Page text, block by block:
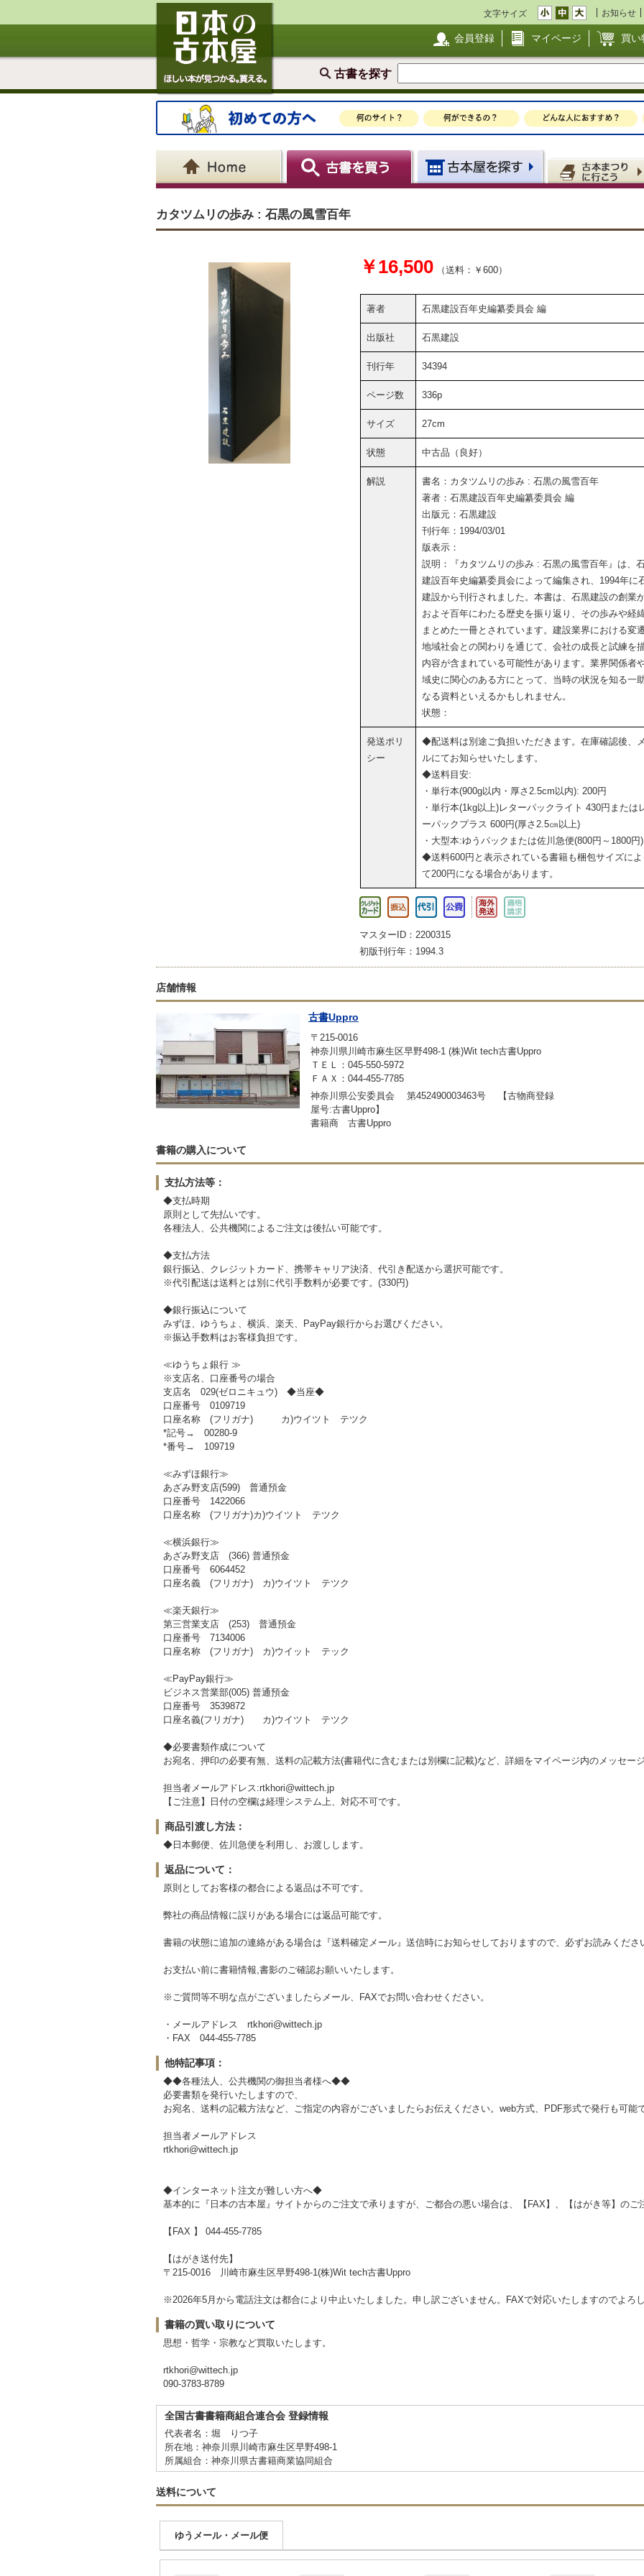
文字サイズ お知らせ
会員登録 マイページ 買い
古書を探す
カタツムリの歩み : 石黒の風雪百年
￥16,500 （送料：￥600）
著者 石黒建設百年史編纂委員会 編
出版社 石黒建設
刊行年 34394
ページ数 336p
サイズ 27cm
状態 中古品（良好）
解説
書名：カタツムリの歩み : 石黒の風雪百年
著者：石黒建設百年史編纂委員会 編
出版元：石黒建設
刊行年：1994/03/01
版表示：
説明：『カタツムリの歩み : 石黒の風雪百年』は、
建設百年史編纂委員会によって編集され、1994年に
建設から刊行されました。本書は、石黒建設の創業
およそ百年にわたる歴史を振り返り、その歩みや経
まとめた一冊とされています。建設業界における変
地域社会との関わりを通じて、会社の成長と試練を
内容が含まれている可能性があります。業界関係者
域史に関心のある方にとって、当時の状況を知る一
なる資料といえるかもしれません。
状態：
発送ポリ
シー
◆配送料は別途ご負担いただきます。在庫確認後、
ルにてお知らせいたします。
◆送料目安:
・単行本(900g以内・厚さ2.5cm以内): 200円
・単行本(1kg以上)レターパックライト 430円または
ーパックプラス 600円(厚さ2.5㎝以上)
・大型本:ゆうパックまたは佐川急便(800円～1800円)
◆送料600円と表示されている書籍も梱包サイズによ
て200円になる場合があります。
マスターID：2200315
初版刊行年：1994.3
店舗情報
古書Uppro
〒215-0016
神奈川県川崎市麻生区早野498-1 (株)Wit tech古書Uppro
ＴＥＬ：045-550-5972
ＦＡＸ：044-455-7785
神奈川県公安委員会 第452490003463号 【古物商登録
屋号:古書Uppro】
書籍商 古書Uppro
書籍の購入について
支払方法等：
◆支払時期
原則として先払いです。
各種法人、公共機関によるご注文は後払い可能です。
◆支払方法
銀行振込、クレジットカード、携帯キャリア決済、代引き配送から選択可能です。
※代引配送は送料とは別に代引手数料が必要です。(330円)
◆銀行振込について
みずほ、ゆうちょ、横浜、楽天、PayPay銀行からお選びください。
※振込手数料はお客様負担です。
≪ゆうちょ銀行 ≫
※支店名、口座番号の場合
支店名 029(ゼロニキュウ) ◆当座◆
口座番号 0109719
口座名称 (フリガナ) カ)ウイツト テツク
*記号→ 00280-9
*番号→ 109719
≪みずほ銀行≫
あざみ野支店(599) 普通預金
口座番号 1422066
口座名称 (フリガナ)カ)ウイツト テツク
≪横浜銀行≫
あざみ野支店 (366) 普通預金
口座番号 6064452
口座名義 (フリガナ) カ)ウイツト テツク
≪楽天銀行≫
第三営業支店 (253) 普通預金
口座番号 7134006
口座名称 (フリガナ) カ)ウイット テック
≪PayPay銀行≫
ビジネス営業部(005) 普通預金
口座番号 3539872
口座名義(フリガナ) カ)ウイツト テツク
◆必要書類作成について
お宛名、押印の必要有無、送料の記載方法(書籍代に含むまたは別欄に記載)など、詳細をマイページ内のメッセー
担当者メールアドレス:rtkhori@wittech.jp
【ご注意】日付の空欄は経理システム上、対応不可です。
商品引渡し方法：
◆日本郵便、佐川急便を利用し、お渡しします。
返品について：
原則としてお客様の都合による返品は不可です。
弊社の商品情報に誤りがある場合には返品可能です。
書籍の状態に追加の連絡がある場合は『送料確定メール』送信時にお知らせしておりますので、必ずお読みくださ
お支払い前に書籍情報,書影のご確認お願いいたします。
※ご質問等不明な点がございましたらメール、FAXでお問い合わせください。
・メールアドレス rtkhori@wittech.jp
・FAX 044-455-7785
他特記事項：
◆◆各種法人、公共機関の御担当者様へ◆◆
必要書類を発行いたしますので、
お宛名、送料の記載方法など、ご指定の内容がございましたらお伝えください。web方式、PDF形式で発行も可能で
担当者メールアドレス
rtkhori@wittech.jp
◆インターネット注文が難しい方へ◆
基本的に『日本の古本屋』サイトからのご注文で承りますが、ご都合の悪い場合は、【FAX】、【はがき等】のご
【FAX 】 044-455-7785
【はがき送付先】
〒215-0016 川崎市麻生区早野498-1(株)Wit tech古書Uppro
※2026年5月から電話注文は都合により中止いたしました。申し訳ございません。FAXで対応いたしますのでよろ
書籍の買い取りについて
思想・哲学・宗教など買取いたします。
rtkhori@wittech.jp
090-3783-8789
全国古書書籍商組合連合会 登録情報
代表者名：堀 りつ子
所在地：神奈川県川崎市麻生区早野498-1
所属組合：神奈川県古書籍商業協同組合
送料について
ゆうメール・メール便